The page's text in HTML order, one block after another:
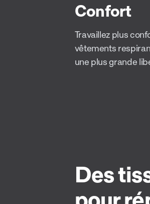
Confort
Travaillez plus
vêtements
une plus grande
Des